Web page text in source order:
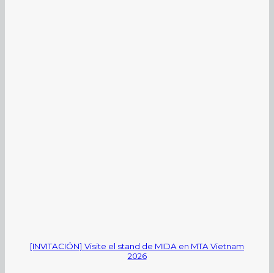
[INVITACIÓN] Visite el stand de MIDA en MTA Vietnam
2026